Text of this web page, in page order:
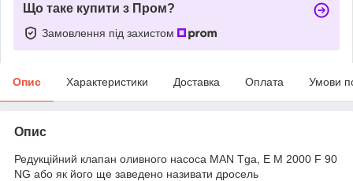
Що таке купити з Пром?
Замовлення під захистом
Опис Характеристики Доставка Оплата Умови
Опис
Редукційний клапан оливного насоса MAN Tga, E M 2000 F 90
NG або як його ще заведено називати дросель